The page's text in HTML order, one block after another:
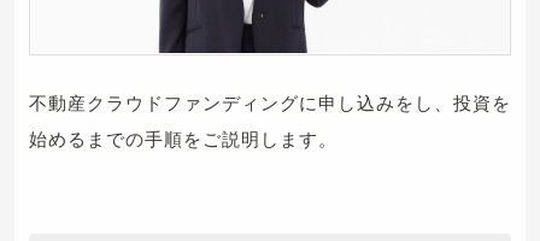
不動産クラウドファンディングに申し込みをし、投資を
始めるまでの手順をご説明します。